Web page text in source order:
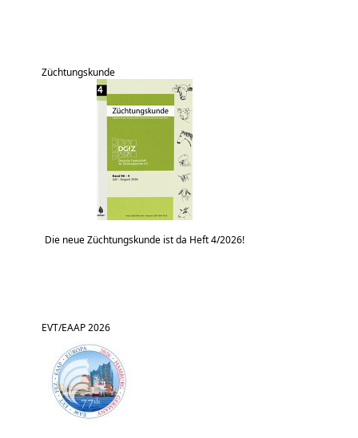
Züchtungskunde
Die neue Züchtungskunde ist da Heft 4/2026!
EVT/EAAP 2026